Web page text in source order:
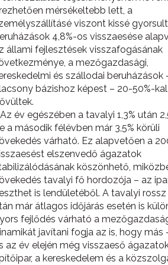
mérsékeltebb lett, a
viszont kissé
4,8%-os visszaesése
állami fejlesztések visszafogásának
a mezőgazdasági,
és szállodai beruházások
bázishoz képest – 20-50%-kal
év egészében a tavalyi 1,3% után
a második félévben már 3,5% körüli
várható. Ez alapvetően a
elszenvedő ágazatok
köszönhető,
tavalyi fő hordozója – az
is lendületéből. A tavalyi
már átlagos időjárás esetén is
fejlődés várható a
javítani fogja az is, hogy más
az év elején még visszaeső
a kereskedelem és a